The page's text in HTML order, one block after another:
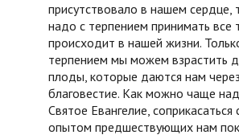
присутствовало в нашем сердце,
надо с терпением принимать все
происходит в нашей жизни.
терпением мы можем взрастить
плоды, которые даются нам через
благовестие. Как можно чаще
Святое Евангелие,
опытом предшествующих нам